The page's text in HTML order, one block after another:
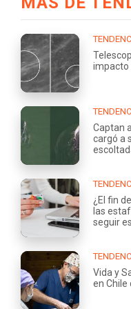
impacto
Captan
cargó a
¿El fin
las
seguir
Vida y
en Chile